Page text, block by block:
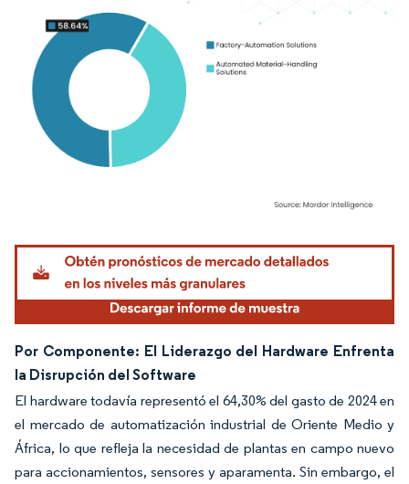
Imagen © Mordor Intelligence. El uso requiere atribución según CC BY 4.0.
Por Componente: El Liderazgo del Hardware Enfrenta
la Disrupción del Software
El hardware todavía representó el 64,30% del gasto de 2024 en
el mercado de automatización industrial de Oriente Medio y
África, lo que refleja la necesidad de plantas en campo nuevo
para accionamientos, sensores y aparamenta. Sin embargo, el